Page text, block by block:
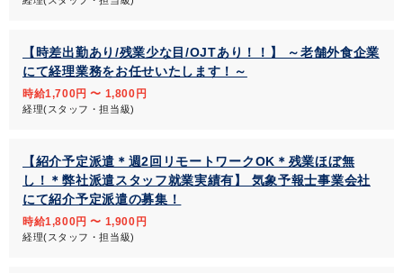
【時差出勤あり/残業少な目/OJTあり！！】 ～老舗外食企業
にて経理業務をお任せいたします！～
時給1,700円 〜 1,800円
経理(スタッフ・担当級)
【紹介予定派遣＊週2回リモートワークOK＊残業ほぼ無
し！＊弊社派遣スタッフ就業実績有】 気象予報士事業会社
にて紹介予定派遣の募集！
時給1,800円 〜 1,900円
経理(スタッフ・担当級)